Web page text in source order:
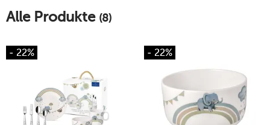
Alle Produkte (8)
- 22% - 22%